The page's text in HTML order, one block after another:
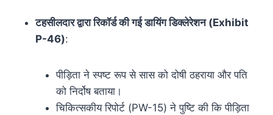
टहसीलदार द्वारा रिकॉर्ड की गई डायिंग डिक्लेरेशन (Exhibit
P-46):
पीड़िता ने स्पष्ट रूप से सास को दोषी ठहराया और पति
को निर्दोष बताया।
चिकित्सकीय रिपोर्ट (PW-15) ने पुष्टि की कि पीड़िता